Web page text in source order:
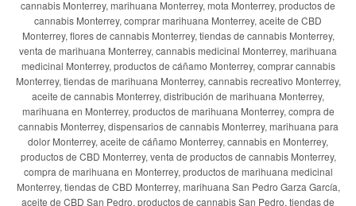
cannabis Monterrey, marihuana Monterrey, mota Monterrey, productos de
cannabis Monterrey, comprar marihuana Monterrey, aceite de CBD
Monterrey, flores de cannabis Monterrey, tiendas de cannabis Monterrey,
venta de marihuana Monterrey, cannabis medicinal Monterrey, marihuana
medicinal Monterrey, productos de cáñamo Monterrey, comprar cannabis
Monterrey, tiendas de marihuana Monterrey, cannabis recreativo Monterrey,
aceite de cannabis Monterrey, distribución de marihuana Monterrey,
marihuana en Monterrey, productos de marihuana Monterrey, compra de
cannabis Monterrey, dispensarios de cannabis Monterrey, marihuana para
dolor Monterrey, aceite de cáñamo Monterrey, cannabis en Monterrey,
productos de CBD Monterrey, venta de productos de cannabis Monterrey,
compra de marihuana en Monterrey, productos de marihuana medicinal
Monterrey, tiendas de CBD Monterrey, marihuana San Pedro Garza García,
aceite de CBD San Pedro, productos de cannabis San Pedro, tiendas de